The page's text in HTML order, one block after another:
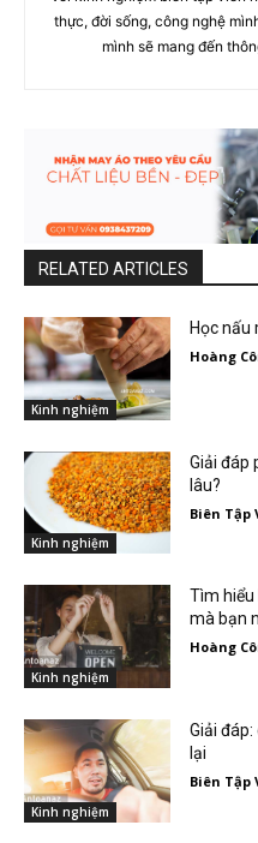
thực, đời sống, công nghệ
mình sẽ mang đến
RELATED ARTICLES
Kinh nghiệm
Học nấu
Hoàng
Kinh nghiệm
Giải đáp
lâu?
Biên Tập
Kinh nghiệm
Tìm
mà bạn
Hoàng
Kinh nghiệm
Giải
lại
Biên Tập